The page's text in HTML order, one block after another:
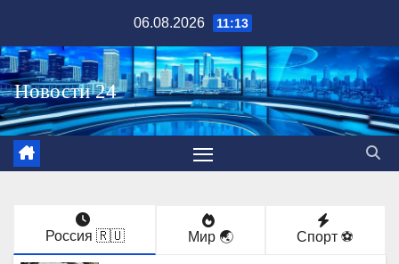
содержимому
06.08.2026 11:13
Россия 🇷🇺 Мир 🌏 Спорт ⚽️